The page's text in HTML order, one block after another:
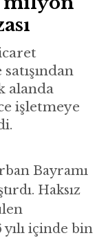
alanda
işletmeye
Bayramı
Haksız
içinde bin